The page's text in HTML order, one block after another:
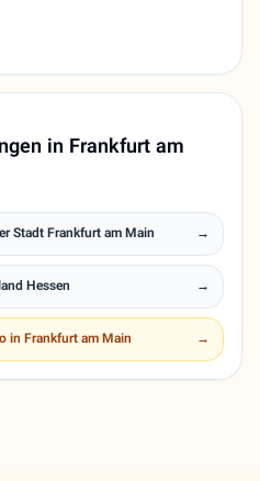
in Frankfurt am
Stadt Frankfurt am Main →
Hessen →
in Frankfurt am Main →